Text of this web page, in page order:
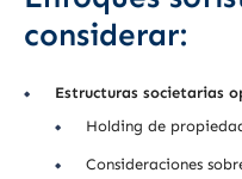
considerar:
Estructuras societarias
Holding de
Consideraciones